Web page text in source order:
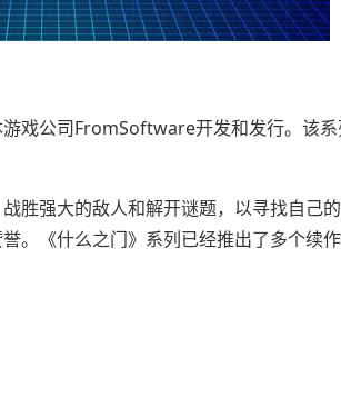
戏公司FromSoftware开发和发行。该
胜强大的敌人和解开谜题，以寻找自己
。《什么之门》系列已经推出了多个续